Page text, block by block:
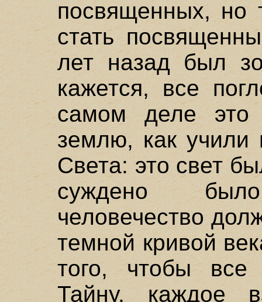
посвященных, но
стать
лет назад был
кажется, все
самом деле
землю, как учили
Света: это свет
суждено
человечество
темной кривой
того, чтобы все
Тайну, каждое